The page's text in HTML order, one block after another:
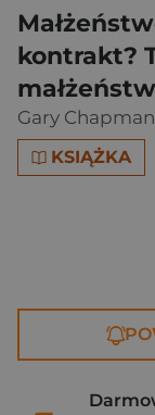
kontrakt?
Gary Chapman
KSIĄŻKA